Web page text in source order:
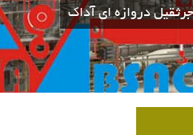
جرثقیل دروازه ای آداك